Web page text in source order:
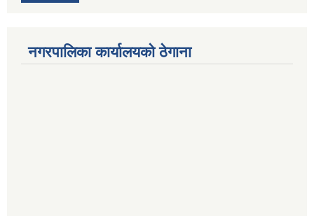
देव विकास बैंक, जलविरे
011403051
नगरपालिका कार्यालयको ठेगाना